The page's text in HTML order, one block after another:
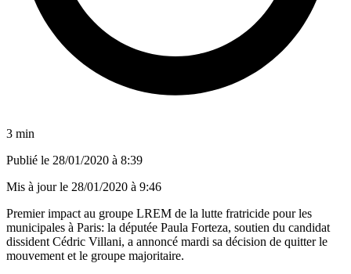
3 min
Publié le 28/01/2020 à 8:39
Mis à jour le 28/01/2020 à 9:46
Premier impact au groupe LREM de la lutte fratricide pour les
municipales à Paris: la députée Paula Forteza, soutien du candidat
dissident Cédric Villani, a annoncé mardi sa décision de quitter le
mouvement et le groupe majoritaire.